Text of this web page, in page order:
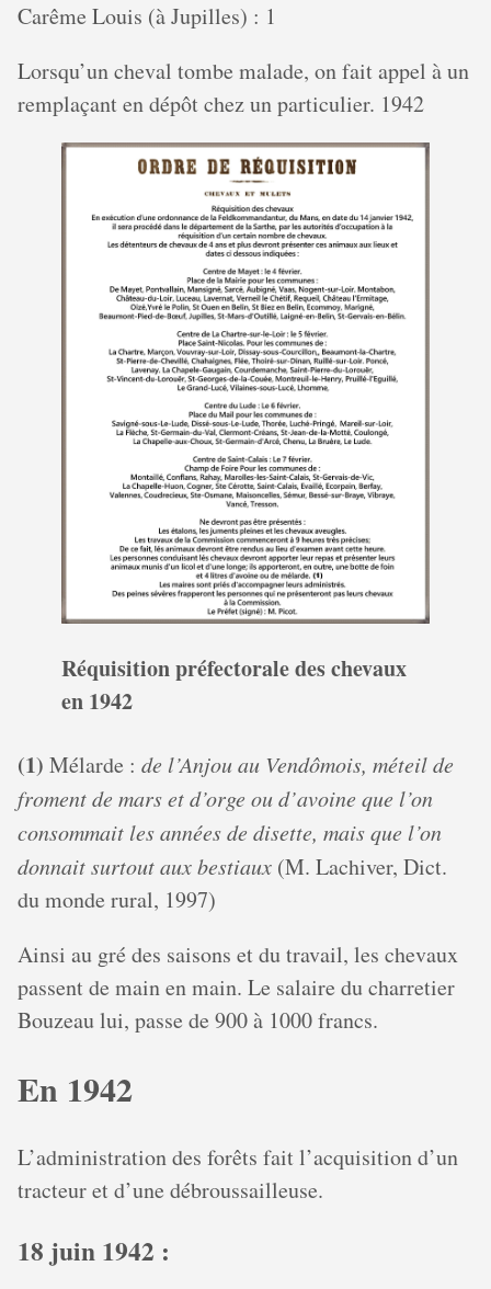
Carême Louis (à Jupilles) : 1
Lorsqu’un cheval tombe malade, on fait appel à un
remplaçant en dépôt chez un particulier. 1942
Réquisition préfectorale des chevaux
en 1942
(1) Mélarde : de l’Anjou au Vendômois, méteil de
froment de mars et d’orge ou d’avoine que l’on
consommait les années de disette, mais que l’on
donnait surtout aux bestiaux (M. Lachiver, Dict.
du monde rural, 1997)
Ainsi au gré des saisons et du travail, les chevaux
passent de main en main. Le salaire du charretier
Bouzeau lui, passe de 900 à 1000 francs.
En 1942
L’administration des forêts fait l’acquisition d’un
tracteur et d’une débroussailleuse.
18 juin 1942 :